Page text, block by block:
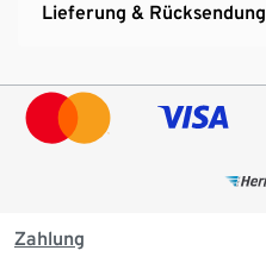
Lieferung & Rücksendung
Zahlung